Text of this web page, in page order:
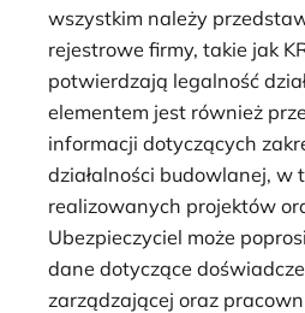
wszystkim należy
rejestrowe firmy, takie jak
potwierdzają legalność
elementem jest również
informacji dotyczących
działalności budowlanej, w
realizowanych projektów
Ubezpieczyciel może
dane dotyczące
zarządzającej oraz